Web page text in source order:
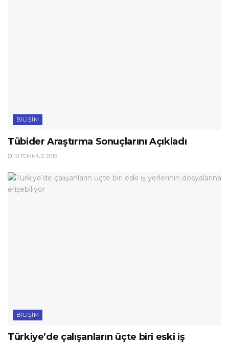
BILIŞIM
Tübider Araştırma Sonuçlarını Açıkladı
19 TEMMUZ 2019
BILIŞIM
Türkiye’de çalışanların üçte biri eski iş